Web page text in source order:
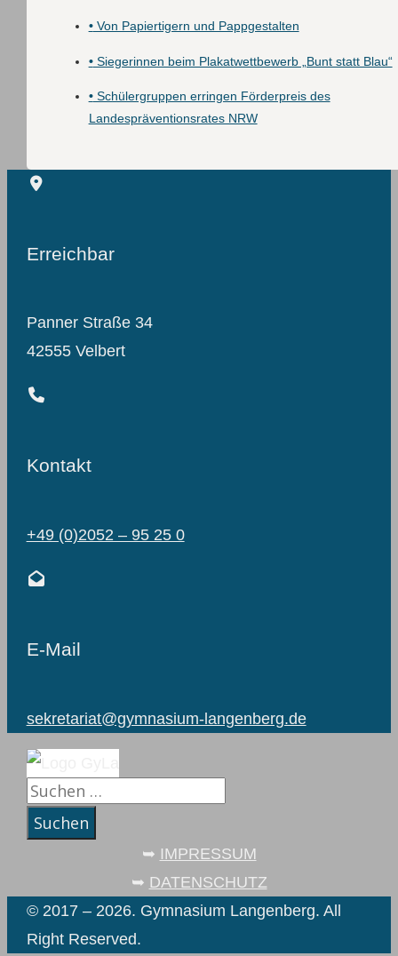
•Von Papiertigern und Pappgestalten
•Siegerinnen beim Plakatwettbewerb „Bunt statt Blau“
•Schülergruppen erringen Förderpreis des
Landespräventionsrates NRW
Erreichbar
Panner Straße 34
42555 Velbert
Kontakt
+49 (0)2052 – 95 25 0
E-Mail
sekretariat@gymnasium-langenberg.de
Suchen
nach:
➥ IMPRESSUM
➥ DATENSCHUTZ
© 2017 – 2026. Gymnasium Langenberg. All
Right Reserved.